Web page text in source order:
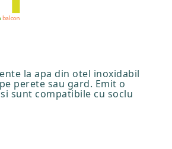
la apa din otel inoxidabil
perete sau gard. Emit o
sunt compatibile cu soclu